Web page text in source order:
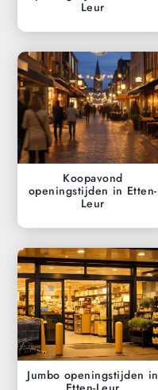
Leur
Koopavond
openingstijden in Etten-
Leur
Jumbo openingstijden in